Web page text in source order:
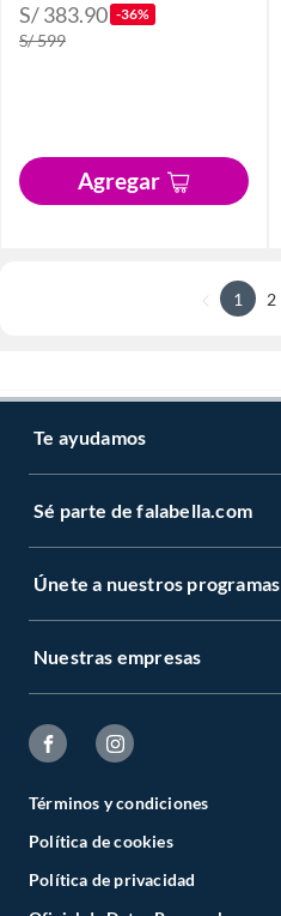
S/ 383.90 -36%
S/ 599
Agregar
1 2
Te ayudamos
Sé parte de falabella.com
Únete a nuestros programas
Nuestras empresas
Términos y condiciones
Política de cookies
Política de privacidad